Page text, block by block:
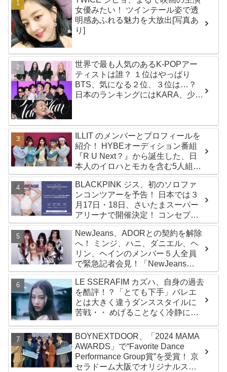
女優みたい！ ツインテール姿で透
明感あふれる魅力を大放出[写真あ
り]
世界で最も人気のあるK-POPアー
ティストは誰？ １位はやっぱり
BTS、気になる２位、３位は…？
日本のランキングにはKARA、少女
ILLIT のメンバーとプロフィールを
紹介！ HYBEオーディション番組
『R U Next？』から誕生した、日
本人のイロハとモカを含む5人組ガ
ールズグループ！ デビュー曲
「Magnetic」がいきなりの大ヒッ
ト
BLACKPINK ジス、初のソロファ
ンコンツアーを予告！ 日本では３
月17日・18日、さいたまスーパー
アリーナで開催決定！ コンセプト
は“愛のカケラ”！？ 14日には新ア
ルバム『AMORTAGE』もリリース
NewJeans、ADORとの契約を解除
へ！ ミンジ、ハニ、ダニエル、ヘ
リン、ヘインのメンバー５人全員
で緊急記者会見！「NewJeans
never dies!」と微笑みの宣言！
ADOR側、2029年まで契約有効と
主張
LE SSERAFIM カズハ、自身の過去
を酷評！？「とても下手」バレエ
とは大きく違うダンススタイルに
苦戦・・ めげることなく冷静に努
BOYNEXTDOOR、「2024 MAMA
AWARDS」で“Favorite Dance
Performance Group賞”を受賞！ 京
セラドーム大阪でオリジナルステ